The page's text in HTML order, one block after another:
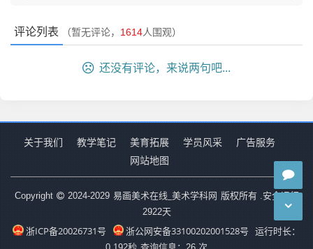
评论列表 （暂无评论， 1614人围观）
还没有评论，来说两句吧...
关于我们 教学笔记 美育拓展 学员风采
广告服务
网站地图
Copyright 2024-2029 易画美术在线_美术学科网 版权所有 .安全运行
2922天
浙ICP备20026731号 浙公网安备33100202001528号
运行时长：